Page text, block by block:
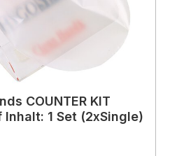
COUNTER KIT
Inhalt: 1 Set (2xSingle)